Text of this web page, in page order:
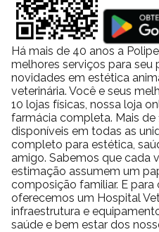
Há mais de 40 anos a
melhores serviços para seu
novidades em estética
veterinária. Você e seus
10 lojas físicas, nossa loja
farmácia completa. Mais
disponíveis em todas as
completo para estética,
amigo. Sabemos que cada
estimação assumem um
composição familiar. E
oferecemos um Hospital
infraestrutura e
saúde e bem estar dos